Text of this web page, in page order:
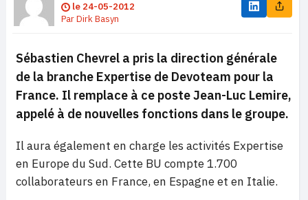
le 24-05-2012
ParDirk Basyn
Sébastien Chevrel a pris la direction générale
de la branche Expertise de Devoteam pour la
France. Il remplace à ce poste Jean-Luc Lemire,
appelé à de nouvelles fonctions dans le groupe.
Il aura également en charge les activités Expertise
en Europe du Sud. Cette BU compte 1.700
collaborateurs en France, en Espagne et en Italie.